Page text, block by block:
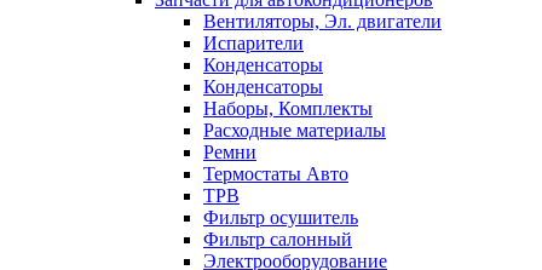
Вентиляторы, Эл. двигатели
Испарители
Конденсаторы
Конденсаторы
Наборы, Комплекты
Расходные материалы
Ремни
Термостаты Авто
ТРВ
Фильтр осушитель
Фильтр салонный
Электрооборудование